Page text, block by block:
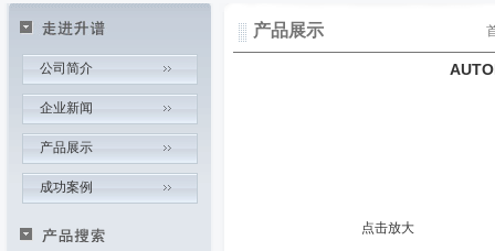
公司简介
企业新闻
产品展示
成功案例
产品展示
点击放大